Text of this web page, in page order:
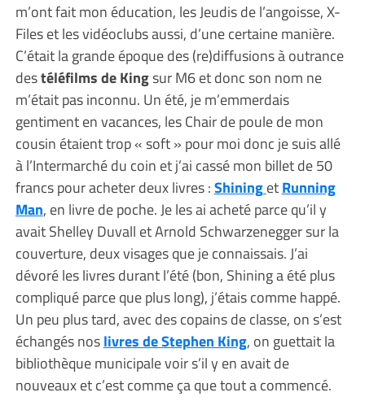
m’ont fait mon éducation, les Jeudis de l’angoisse, X-
Files et les vidéoclubs aussi, d’une certaine manière.
C’était la grande époque des (re)diffusions à outrance
destéléfilms de Kingsur M6 et donc son nom ne
m’était pas inconnu. Un été, je m’emmerdais
gentiment en vacances, les Chair de poule de mon
cousin étaient trop « soft » pour moi donc je suis allé
à l’Intermarché du coin et j’ai cassé mon billet de 50
francs pour acheter deux livres :ShiningetRunning
Man, en livre de poche. Je les ai acheté parce qu’il y
avait Shelley Duvall et Arnold Schwarzenegger sur la
couverture, deux visages que je connaissais. J’ai
dévoré les livres durant l’été (bon, Shining a été plus
compliqué parce que plus long), j’étais comme happé.
Un peu plus tard, avec des copains de classe, on s’est
échangés noslivres de Stephen King, on guettait la
bibliothèque municipale voir s’il y en avait de
nouveaux et c’est comme ça que tout a commencé.